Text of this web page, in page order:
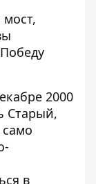
2000
Старый,
в